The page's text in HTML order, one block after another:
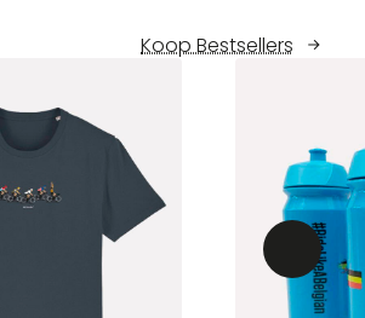
Koop Bestsellers